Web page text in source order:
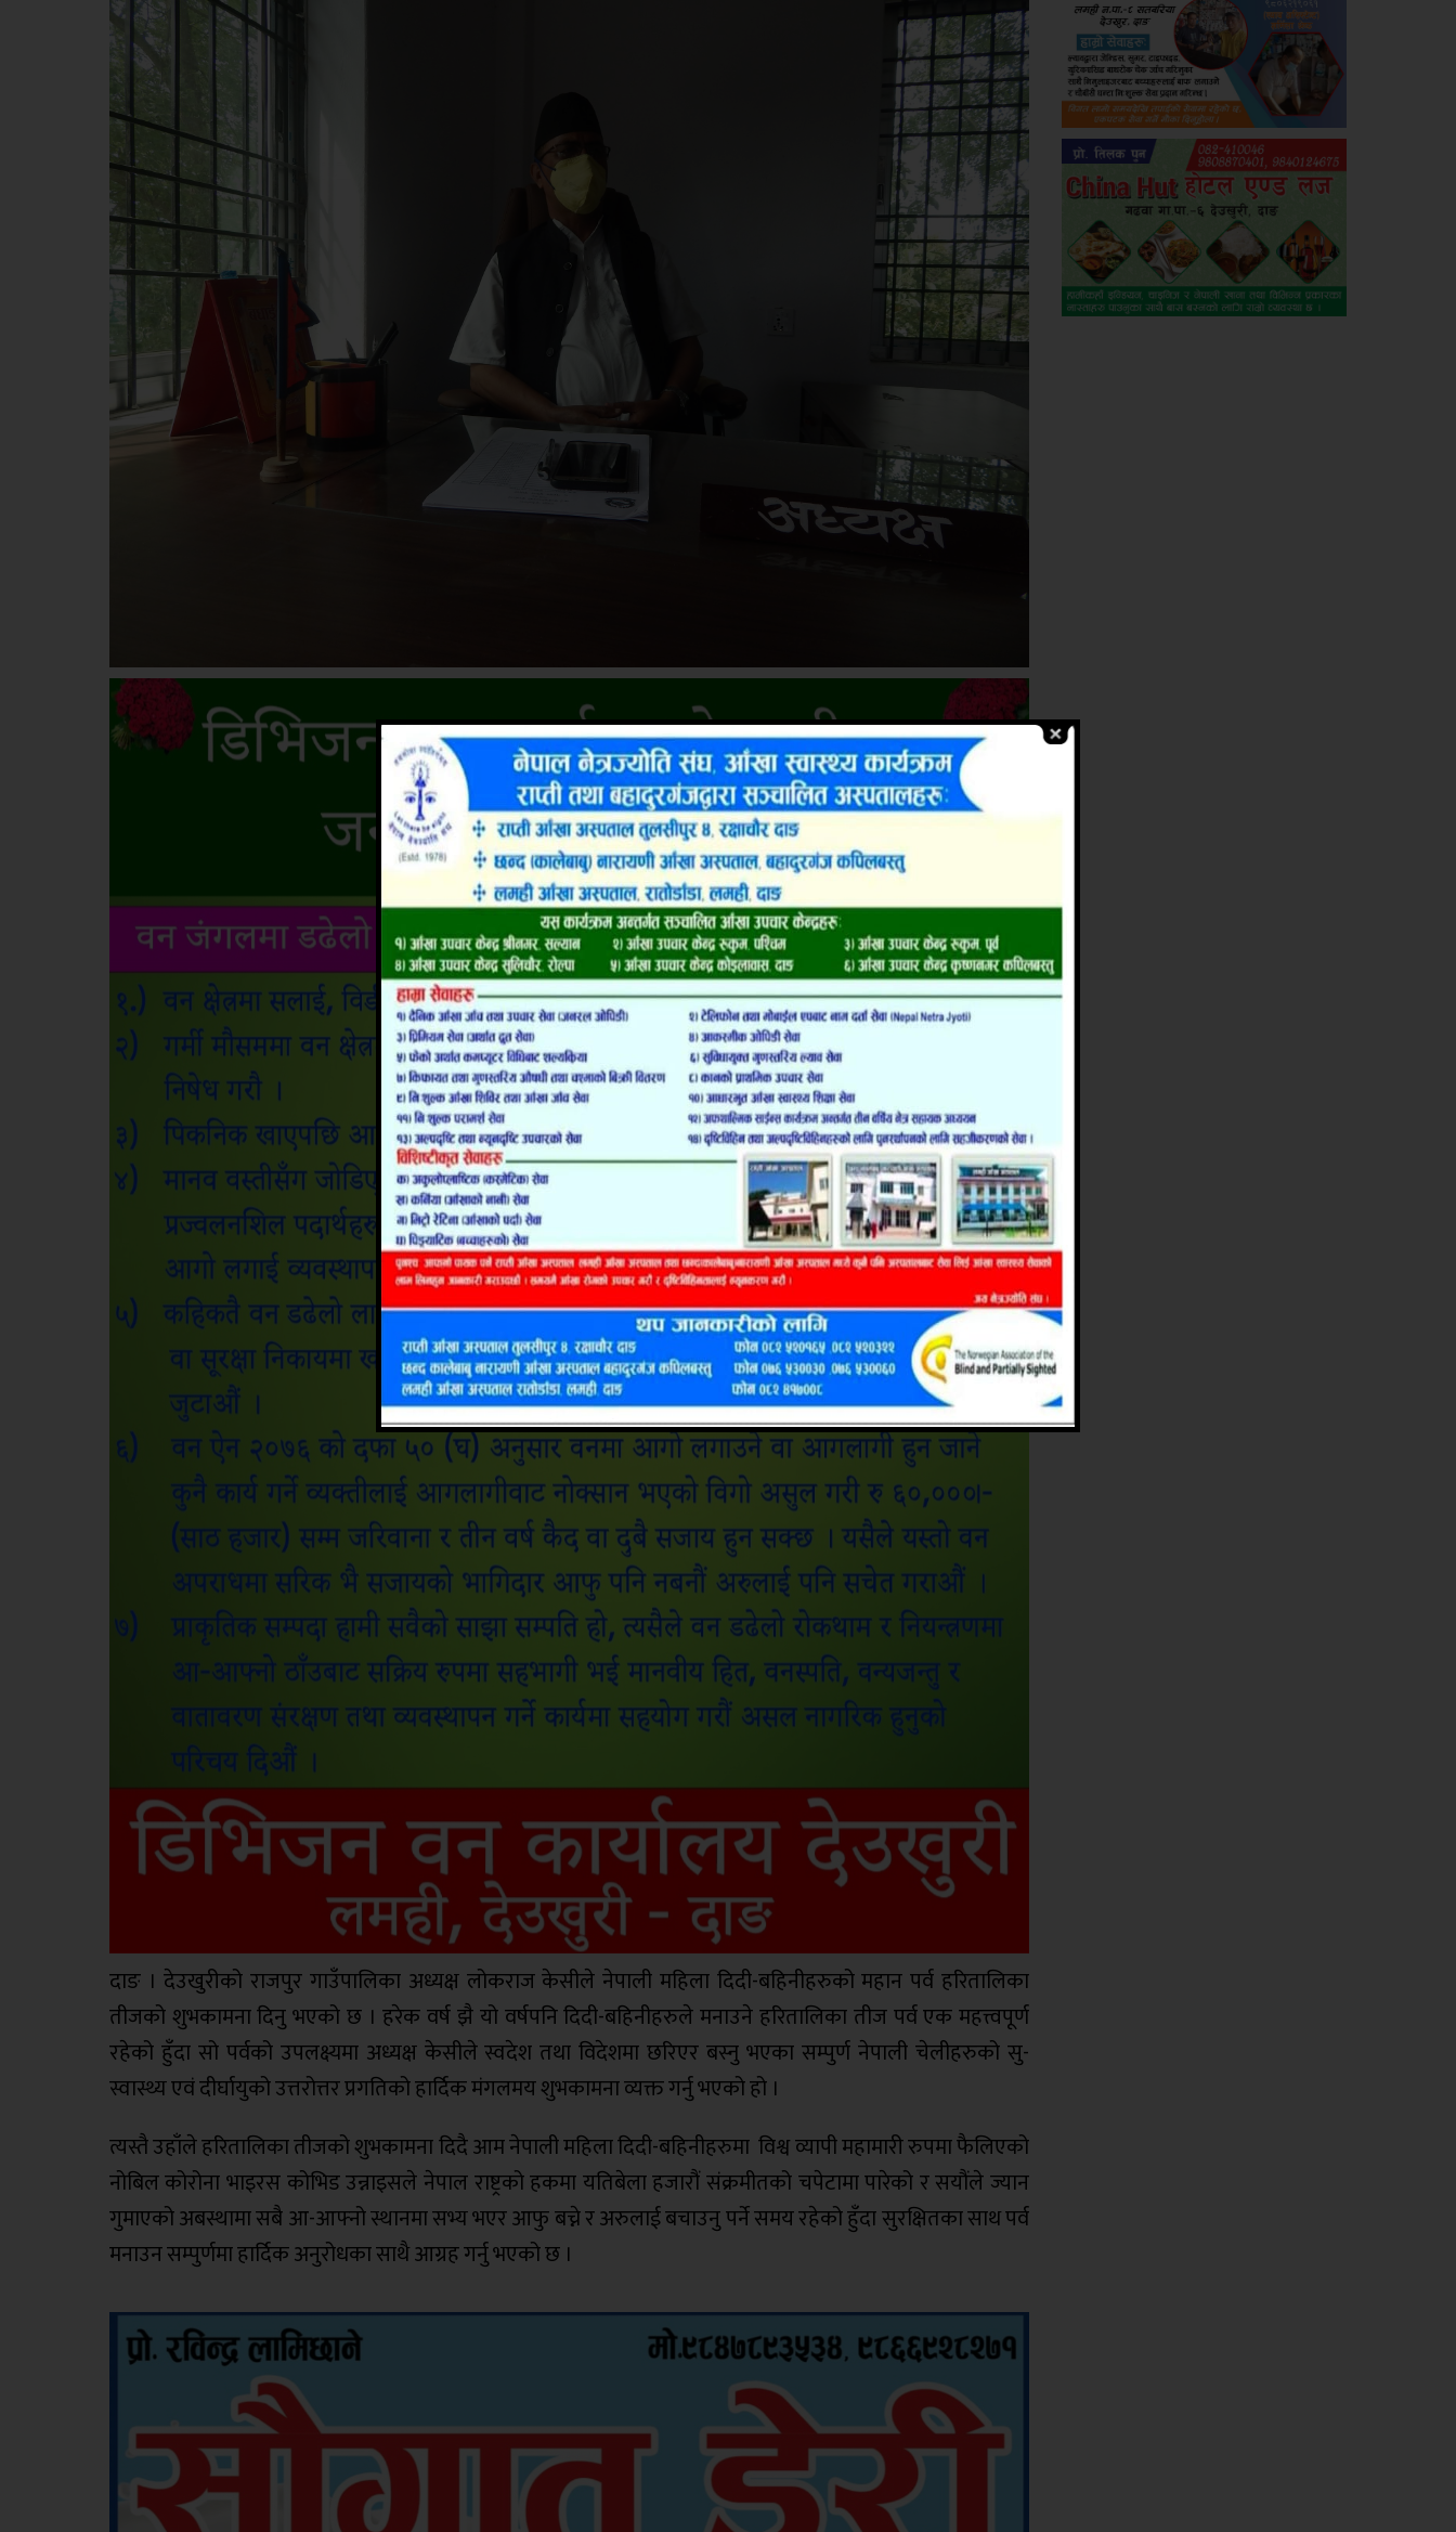
दाङ । देउखुरीको राजपुर गाउँपालिका अध्यक्ष लोकराज केसीले नेपाली महिला दिदी-बहिनीहरुको महान पर्व हरितालिका
तीजको शुभकामना दिनु भएको छ । हरेक वर्ष झै यो वर्षपनि दिदी-बहिनीहरुले मनाउने हरितालिका तीज पर्व एक महत्त्वपूर्ण
रहेको हुँदा सो पर्वको उपलक्ष्यमा अध्यक्ष केसीले स्वदेश तथा विदेशमा छरिएर बस्नु भएका सम्पुर्ण नेपाली चेलीहरुको सु-
स्वास्थ्य एवं दीर्घायुको उत्तरोत्तर प्रगतिको हार्दिक मंगलमय शुभकामना व्यक्त गर्नु भएको हो ।
त्यस्तै उहाँले हरितालिका तीजको शुभकामना दिदै आम नेपाली महिला दिदी-बहिनीहरुमा विश्व व्यापी महामारी रुपमा फैलिएको
नोबिल कोरोना भाइरस कोभिड उन्नाइसले नेपाल राष्ट्रको हकमा यतिबेला हजारौं संक्रमीतको चपेटामा पारेको र सयौंले ज्यान
गुमाएको अबस्थामा सबै आ-आफ्नो स्थानमा सभ्य भएर आफु बच्ने र अरुलाई बचाउनु पर्ने समय रहेको हुँदा सुरक्षितका साथ पर्व
मनाउन सम्पुर्णमा हार्दिक अनुरोधका साथै आग्रह गर्नु भएको छ ।